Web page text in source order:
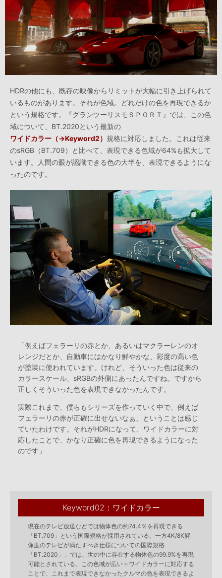
HDRの他にも、既存の映像からリミットが大幅に引き上げられて
いるものがあります。それが色域。どれだけの色を再現できるか
という規格です。『グランツーリスモＳＰＯＲＴ』では、この色
域について、BT.2020という最新の
ワイドカラー（→Keyword2） 規格に対応しました。これは従来
のsRGB（BT.709）と比べて、表現できる色域が64%も拡大して
います。人間の眼が認識できる色の大半を、表現できるようにな
ったのです。
「例えばフェラーリの赤とか、あるいはマクラーレンのオ
レンジだとか、自動車にはかなり鮮やかな、彩度の高い色
が塗装に使われています。けれど、そういった色は従来の
カラースケール、sRGBの外側にあったんですね。ですから
正しくそういった色を表現できなかったんです。
実際これまで、僕らもシリーズを作っていく中で、例えば
フェラーリの赤が正確に出せないなぁ、ということは感じ
ていたわけです。それがHDRになって、ワイドカラーに対
応したことで、かなり正確に色を再現できるようになった
のです」
Keyword02：ワイドカラー
現在のテレビ放送などでは物体色の約74.4％を再現できる
「BT.709」という国際規格が採用されている。一方4K/8K解
像度のテレビが満たすべき仕様についての国際規格
「BT.2020」」では、世の中に存在する物体色の99.9%を再現
可能とされている。この色域が広い＝ワイドカラーに対応する
ことで、これまで表現できなかったクルマの色を表現できるよ